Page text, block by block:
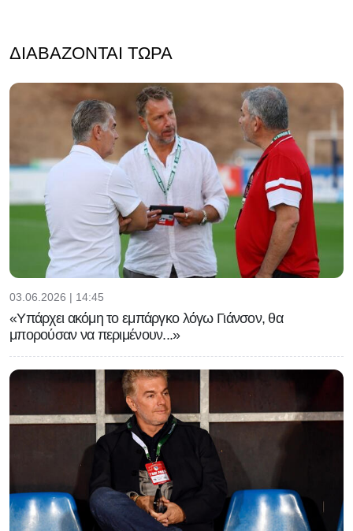
05.08.2026 | 17:32
«Πρέπει να παραιτηθείς για να
σωθεί το ποδόσφαιρο»
ΔΙΑΒΆΖΟΝΤΑΙ ΤΏΡΑ
03.06.2026 | 14:45
«Υπάρχει ακόμη το εμπάργκο λόγω Γιάνσον, θα
μπορούσαν να περιμένουν...»